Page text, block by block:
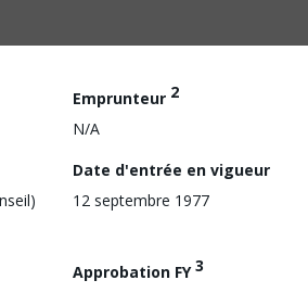
Emprunteur 2
N/A
Date d'entrée en vigueur
12 septembre 1977
Approbation FY3